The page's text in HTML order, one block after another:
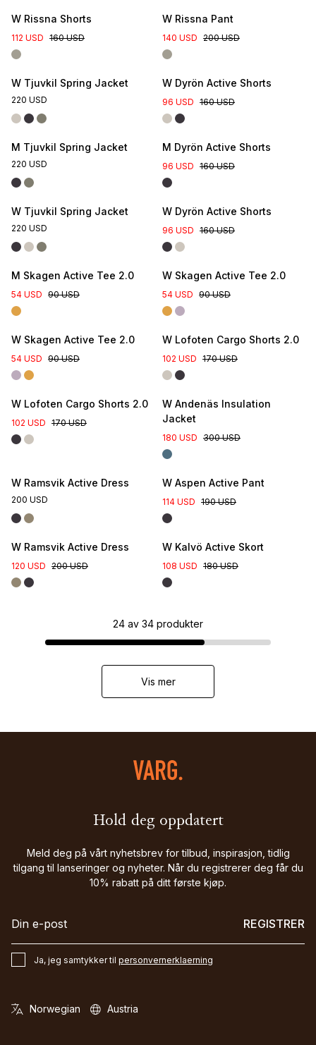
W Rissna Shorts
112 USD 160 USD
W Rissna Pant
140 USD 200 USD
W Tjuvkil Spring Jacket
220 USD
W Dyrön Active Shorts
96 USD 160 USD
M Tjuvkil Spring Jacket
220 USD
M Dyrön Active Shorts
96 USD 160 USD
W Tjuvkil Spring Jacket
220 USD
W Dyrön Active Shorts
96 USD 160 USD
M Skagen Active Tee 2.0
54 USD 90 USD
W Skagen Active Tee 2.0
54 USD 90 USD
W Skagen Active Tee 2.0
54 USD 90 USD
W Lofoten Cargo Shorts 2.0
102 USD 170 USD
W Lofoten Cargo Shorts 2.0
102 USD 170 USD
W Andenäs Insulation
Jacket
180 USD 300 USD
W Ramsvik Active Dress
200 USD
W Aspen Active Pant
114 USD 190 USD
W Ramsvik Active Dress
120 USD 200 USD
W Kalvö Active Skort
108 USD 180 USD
24 av 34 produkter
Vis mer
Hold deg oppdatert
Meld deg på vårt nyhetsbrev for tilbud, inspirasjon, tidlig
tilgang til lanseringer og nyheter. Når du registrerer deg får du
10% rabatt på ditt første kjøp.
REGISTRER
Ja, jeg samtykker til personvernerklaerning